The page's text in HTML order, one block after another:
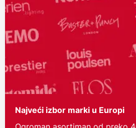
Najveći izbor marki u Europi